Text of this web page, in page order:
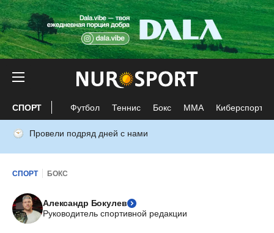
СПОРТ Футбол Теннис Бокс ММА Киберспорт
Провели подряд дней с нами
СПОРТ БОКС
Александр Бокулев
Руководитель спортивной редакции